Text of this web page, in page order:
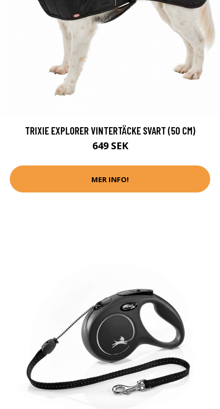
TRIXIE EXPLORER VINTERTÄCKE SVART (50 CM)
649 SEK
MER INFO!